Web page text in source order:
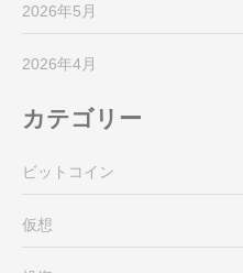
2026年5月
2026年4月
カテゴリー
ビットコイン
仮想